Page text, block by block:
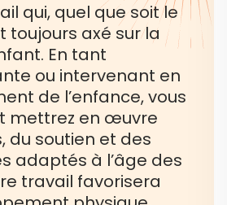
qui, quel que soit le
toujours axé sur la
En tant
ou intervenant en
de l’enfance, vous
mettrez en œuvre
du soutien et des
adaptés à l’âge des
travail favorisera